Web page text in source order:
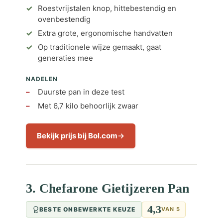
Roestvrijstalen knop, hittebestendig en
ovenbestendig
Extra grote, ergonomische handvatten
Op traditionele wijze gemaakt, gaat
generaties mee
NADELEN
Duurste pan in deze test
Met 6,7 kilo behoorlijk zwaar
Bekijk prijs bij Bol.com
3. Chefarone Gietijzeren Pan
BESTE ONBEWERKTE KEUZE 4,3VAN 5